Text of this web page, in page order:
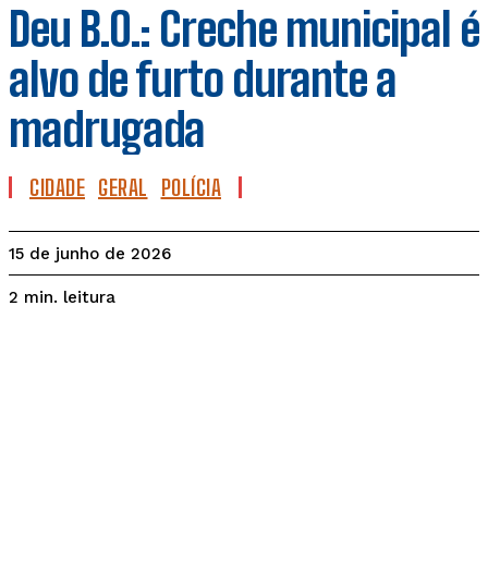
Deu B.O.: Creche municipal é
alvo de furto durante a
madrugada
CIDADE GERAL POLÍCIA
15 de junho de 2026
2 min. leitura